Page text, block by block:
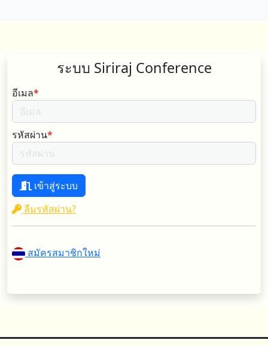
ระบบ Siriraj Conference
อีเมล*
รหัสผ่าน*
เข้าสู่ระบบ
ลืมรหัสผ่าน?
สมัครสมาชิกใหม่